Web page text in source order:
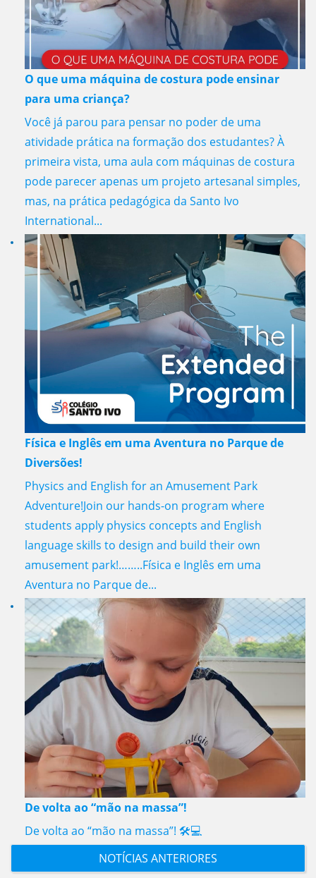
O que uma máquina de costura pode ensinar
para uma criança?
Você já parou para pensar no poder de uma
atividade prática na formação dos estudantes? À
primeira vista, uma aula com máquinas de costura
pode parecer apenas um projeto artesanal simples,
mas, na prática pedagógica da Santo Ivo
International...
Física e Inglês em uma Aventura no Parque de
Diversões!
Physics and English for an Amusement Park
Adventure!Join our hands-on program where
students apply physics concepts and English
language skills to design and build their own
amusement park!……..Física e Inglês em uma
Aventura no Parque de...
De volta ao “mão na massa”!
De volta ao “mão na massa”! 🛠️💻
NOTÍCIAS ANTERIORES